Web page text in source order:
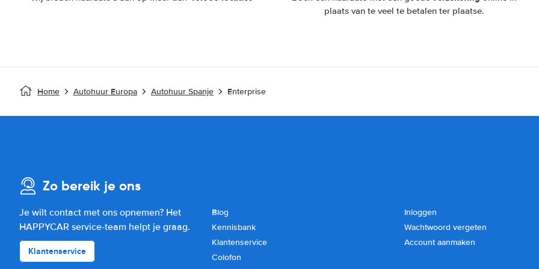
plaats van te veel te betalen ter plaatse.
Home Autohuur Europa Autohuur Spanje Enterprise
Zo bereik je ons
Je wilt contact met ons opnemen? Het
HAPPYCAR service-team helpt je graag.
Klantenservice
Blog
Kennisbank
Klantenservice
Colofon
Inloggen
Wachtwoord vergeten
Account aanmaken